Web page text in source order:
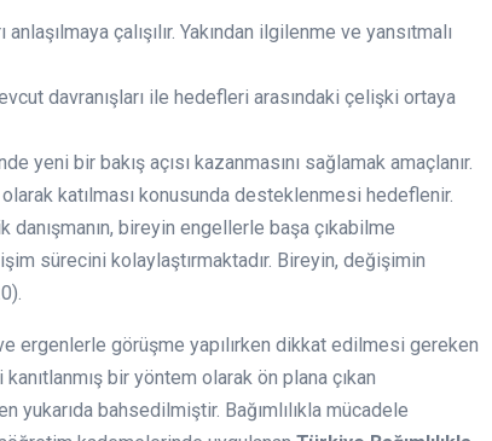
anlaşılmaya çalışılır. Yakından ilgilenme ve yansıtmalı
davranışları ile hedefleri arasındaki çelişki ortaya
yeni bir bakış açısı kazanmasını sağlamak amaçlanır.
katılması konusunda desteklenmesi hedeflenir.
danışmanın, bireyin engellerle başa çıkabilme
sürecini kolaylaştırmaktadır. Bireyin, değişimin
ergenlerle görüşme yapılırken dikkat edilmesi gereken
bir yöntem olarak ön plana çıkan
bahsedilmiştir. Bağımlılıkla mücadele